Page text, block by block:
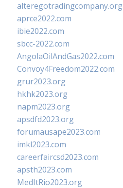
alteregotradingcompany.org
aprce2022.com
ibie2022.com
sbcc-2022.com
AngolaOilAndGas2022.com
Convoy4Freedom2022.com
grur2023.org
hkhk2023.org
napm2023.org
apsdfd2023.org
forumausape2023.com
imkl2023.com
careerfaircsd2023.com
apsth2023.com
MedItRio2023.org